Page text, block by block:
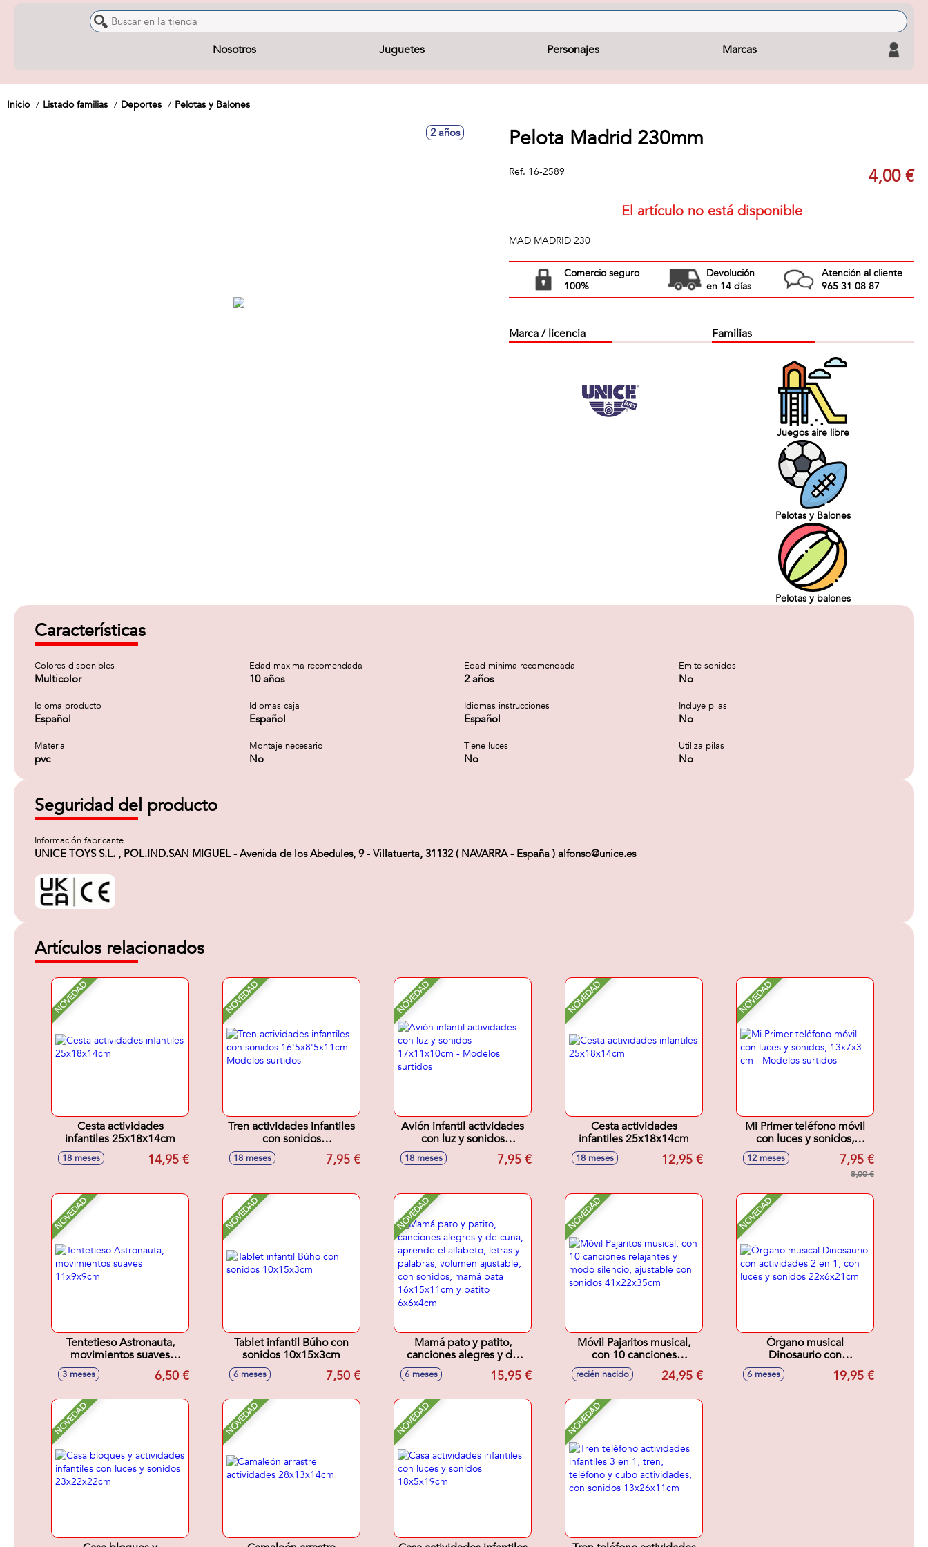
Nosotros Juguetes Personajes Marcas
Inicio Listado familias Deportes Pelotas y Balones
2 años Pelota Madrid 230mm
Ref. 16-2589 4,00 €
El artículo no está disponible
MAD MADRID 230
Comercio seguro
100%
Devolución
en 14 días
Atención al cliente
965 31 08 87
Marca / licencia Familias
Juegos aire libre
Pelotas y Balones
Pelotas y balones
Características
Colores disponibles
Multicolor
Edad maxima recomendada
10 años
Edad minima recomendada
2 años
Emite sonidos
No
Idioma producto
Español
Idiomas caja
Español
Idiomas instrucciones
Español
Incluye pilas
No
Material
pvc
Montaje necesario
No
Tiene luces
No
Utiliza pilas
No
Seguridad del producto
Información fabricante
UNICE TOYS S.L. , POL.IND.SAN MIGUEL - Avenida de los Abedules, 9 - Villatuerta, 31132 ( NAVARRA - España ) alfonso@unice.es
Artículos relacionados
NOVEDAD
Cesta actividades
infantiles 25x18x14cm
18 meses 14,95 €
NOVEDAD
Tren actividades infantiles
con sonidos
16'5x8'5x11cm - Modelos
surtidos
18 meses 7,95 €
NOVEDAD
Avión infantil actividades
con luz y sonidos
17x11x10cm - Modelos
surtidos
18 meses 7,95 €
NOVEDAD
Cesta actividades
infantiles 25x18x14cm
18 meses 12,95 €
NOVEDAD
Mi Primer teléfono móvil
con luces y sonidos,
13x7x3 cm - Modelos
surtidos
12 meses 7,95 €
8,00 €
NOVEDAD
Tentetieso Astronauta,
movimientos suaves
11x9x9cm
3 meses 6,50 €
NOVEDAD
Tablet infantil Búho con
sonidos 10x15x3cm
6 meses 7,50 €
NOVEDAD
Mamá pato y patito,
canciones alegres y de
cuna, aprende el alfabeto,
letras y palabras, volumen
mamá pata 16x15x11cm y
patito 6x6x4cm
6 meses 15,95 €
NOVEDAD
Móvil Pajaritos musical,
con 10 canciones
relajantes y modo silencio,
ajustable con sonidos
recién nacido 24,95 €
NOVEDAD
Órgano musical
Dinosaurio con
actividades 2 en 1, con
luces y sonidos
6 meses 19,95 €
NOVEDAD NOVEDAD NOVEDAD NOVEDAD